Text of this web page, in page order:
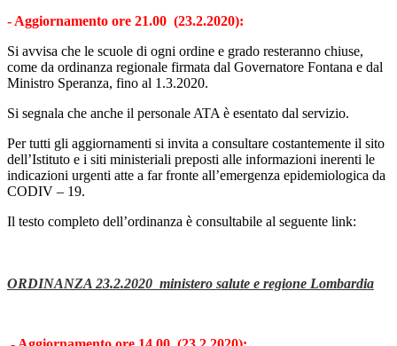
- Aggiornamento ore 21.00 (23.2.2020):
Si avvisa che le scuole di ogni ordine e grado resteranno chiuse,
come da ordinanza regionale firmata dal Governatore Fontana e dal
Ministro Speranza, fino al 1.3.2020.
Si segnala che anche il personale ATA è esentato dal servizio.
Per tutti gli aggiornamenti si invita a consultare costantemente il sito
dell’Istituto e i siti ministeriali preposti alle informazioni inerenti le
indicazioni urgenti atte a far fronte all’emergenza epidemiologica da
CODIV – 19.
Il testo completo dell’ordinanza è consultabile al seguente link:
ORDINANZA 23.2.2020 ministero salute e regione Lombardia